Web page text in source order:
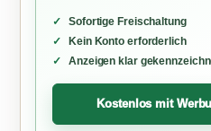
Sofortige Freischaltung
Kein Konto erforderlich
Anzeigen klar
Kostenlos mit